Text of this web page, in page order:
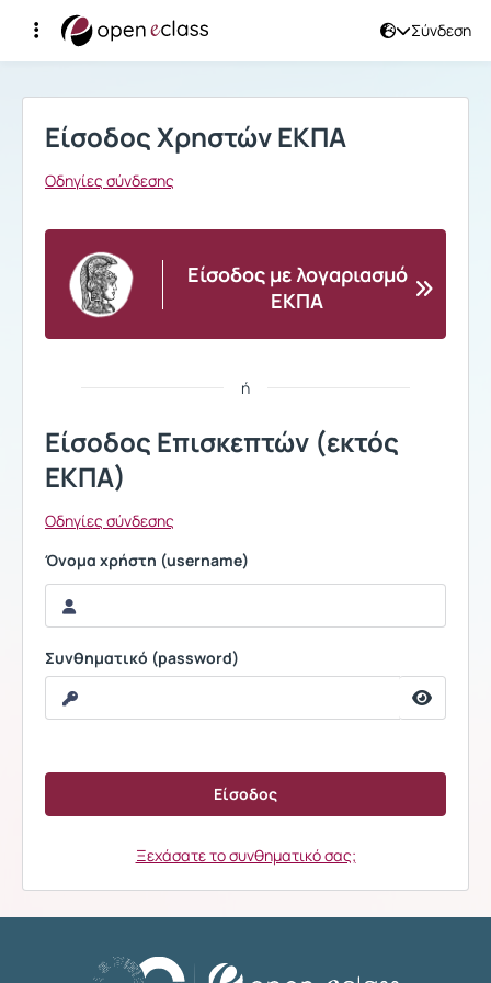
Σύνδεση
Σύνδεση
Είσοδος Χρηστών ΕΚΠΑ
Οδηγίες σύνδεσης
Είσοδος με λογαριασμό
ΕΚΠΑ
ή
Είσοδος Επισκεπτών (εκτός
ΕΚΠΑ)
Οδηγίες σύνδεσης
Όνομα χρήστη (username)
Συνθηματικό (password)
Ξεχάσατε το συνθηματικό σας;